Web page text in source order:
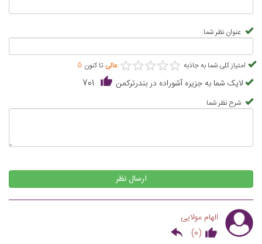
عنوان نظر شما
امتیاز کلی شما به جاذبه ★★★★★
★★★★★ عالی تا کنون 5
لایک شما به جزیره آشوراده در بندرترکمن 701
شرح نظر شما
ارسال نظر
الهام مولایی
(
0
)